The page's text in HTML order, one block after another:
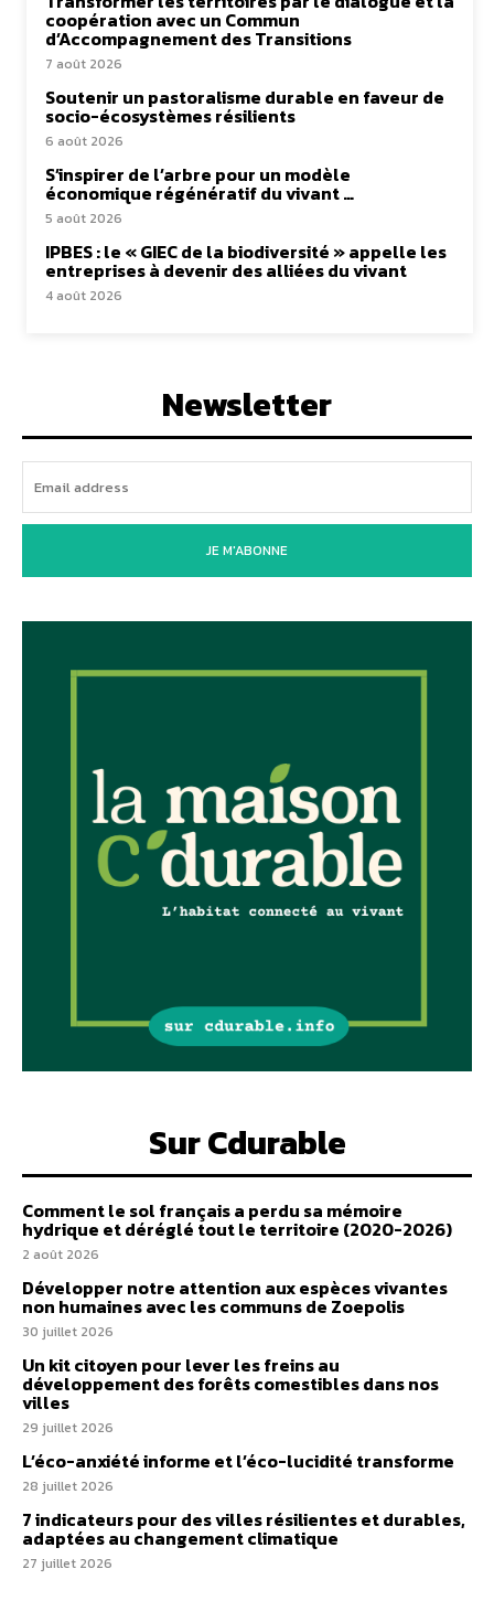
coopération avec un Commun
d’Accompagnement des Transitions
7 août 2026
Soutenir un pastoralisme durable en faveur de
socio-écosystèmes résilients
6 août 2026
S’inspirer de l’arbre pour un modèle
économique régénératif du vivant …
5 août 2026
IPBES : le « GIEC de la biodiversité » appelle les
entreprises à devenir des alliées du vivant
4 août 2026
Newsletter
JE M'ABONNE
Sur Cdurable
Comment le sol français a perdu sa mémoire
hydrique et déréglé tout le territoire (2020-2026)
2 août 2026
Développer notre attention aux espèces vivantes
non humaines avec les communs de Zoepolis
30 juillet 2026
Un kit citoyen pour lever les freins au
développement des forêts comestibles dans nos
villes
29 juillet 2026
L’éco-anxiété informe et l’éco-lucidité transforme
28 juillet 2026
7 indicateurs pour des villes résilientes et durables,
adaptées au changement climatique
27 juillet 2026